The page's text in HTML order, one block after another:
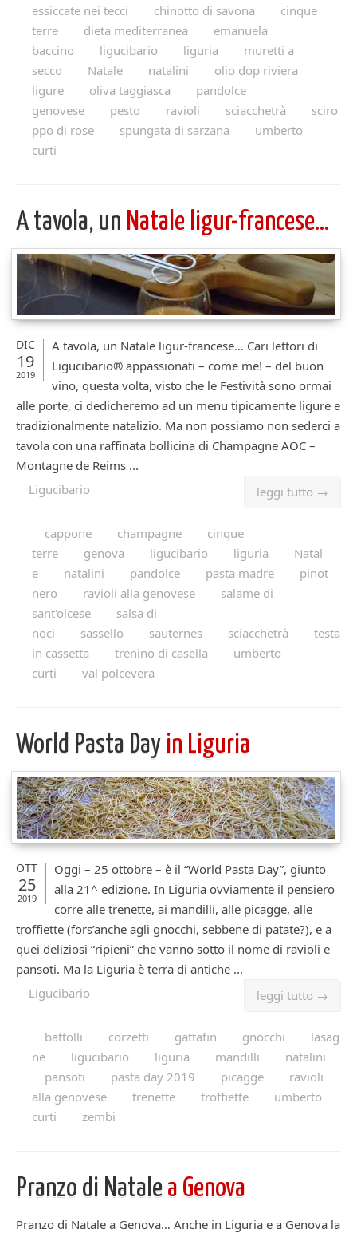
essiccate nei tecci chinotto di savona
cinque
terre
dieta mediterranea
emanuela
baccino
ligucibario liguria
muretti a
secco
Natale natalini
olio dop riviera
ligure
oliva taggiasca
pandolce
genovese
pesto ravioli sciacchetrà
sciro
ppo di rose
spungata di sarzana
umberto
curti
A tavola, un Natale ligur-francese…
DIC
19
2019
A tavola, un Natale ligur-francese… Cari lettori di
Ligucibario® appassionati – come me! – del buon
vino, questa volta, visto che le Festività sono ormai
alle porte, ci dedicheremo ad un menu tipicamente ligure e
tradizionalmente natalizio. Ma non possiamo non sederci a
tavola con una raffinata bollicina di Champagne AOC –
Montagne de Reims ...
leggi tutto →
Ligucibario
cappone champagne
cinque
terre
genova ligucibario liguria
Natal
e
natalini pandolce pasta madre
pinot
nero
ravioli alla genovese
salame di
sant'olcese
salsa di
noci
sassello sauternes sciacchetrà
testa
in cassetta
trenino di casella
umberto
curti
val polcevera
World Pasta Day in Liguria
OTT
25
2019
Oggi – 25 ottobre – è il “World Pasta Day”, giunto
alla 21^ edizione. In Liguria ovviamente il pensiero
corre alle trenette, ai mandilli, alle picagge, alle
troffiette (fors’anche agli gnocchi, sebbene di patate?), e a
quei deliziosi “ripieni” che vanno sotto il nome di ravioli e
pansoti. Ma la Liguria è terra di antiche ...
leggi tutto →
Ligucibario
battolli corzetti gattafin gnocchi
lasag
ne
ligucibario liguria mandilli
natalini
pansoti
pasta day 2019 picagge
ravioli
alla genovese
trenette troffiette
umberto
curti
zembi
Pranzo di Natale a Genova
Pranzo di Natale a Genova… Anche in Liguria e a Genova la